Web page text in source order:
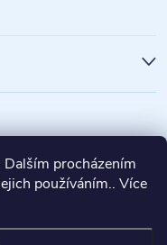
procházením
používáním.. Více